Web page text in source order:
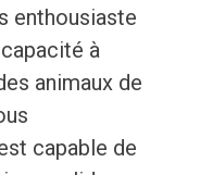
enthousiaste
à
animaux de
capable de